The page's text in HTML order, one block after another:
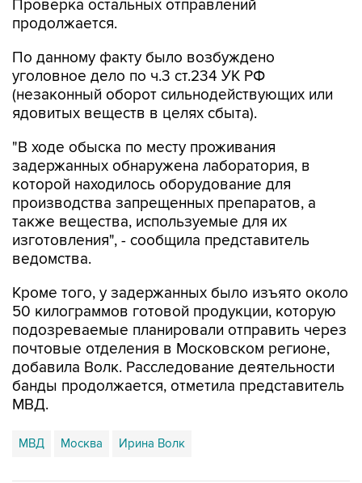
По данному факту было возбуждено
(незаконный оборот сильнодействующих или
ядовитых веществ в целях сбыта).
"В ходе обыска по месту проживания
которой находилось оборудование для
производства запрещенных препаратов, а
также вещества, используемые для их
изготовления", - сообщила представитель
ведомства.
Кроме того, у задержанных было изъято около
подозреваемые планировали отправить через
почтовые отделения в Московском регионе,
добавила Волк. Расследование деятельности
банды продолжается, отметила представитель
МВД.
МВД